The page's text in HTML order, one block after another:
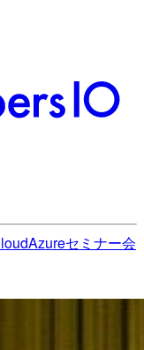
Azureセミナー会